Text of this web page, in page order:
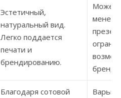
Эстетичный,
натуральный вид.
Легко поддается
печати и
брендированию.
Может
менее
Благодаря сотовой